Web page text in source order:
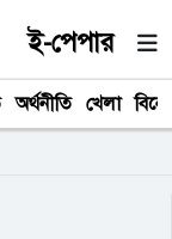
ই-পেপার
অর্থনীতি খেলা